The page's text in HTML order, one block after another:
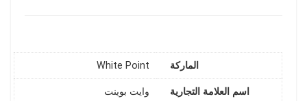
الماركة White Point
اسم العلامة التجارية